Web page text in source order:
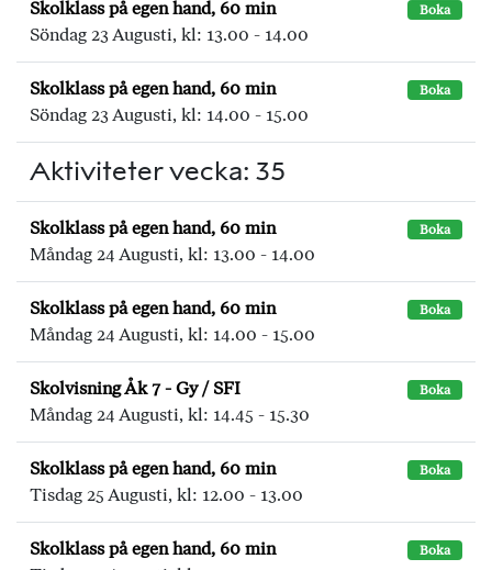
Skolklass på egen hand, 60 min Boka
Söndag 23 Augusti, kl: 13.00 - 14.00
Skolklass på egen hand, 60 min Boka
Söndag 23 Augusti, kl: 14.00 - 15.00
Aktiviteter vecka: 35
Skolklass på egen hand, 60 min Boka
Måndag 24 Augusti, kl: 13.00 - 14.00
Skolklass på egen hand, 60 min Boka
Måndag 24 Augusti, kl: 14.00 - 15.00
Skolvisning Åk 7 - Gy / SFI Boka
Måndag 24 Augusti, kl: 14.45 - 15.30
Skolklass på egen hand, 60 min Boka
Tisdag 25 Augusti, kl: 12.00 - 13.00
Skolklass på egen hand, 60 min Boka